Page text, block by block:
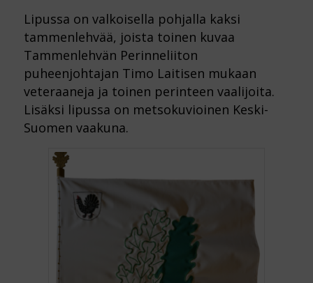
Lipussa on valkoisella pohjalla kaksi
tammenlehvää, joista toinen kuvaa
Tammenlehvän Perinneliiton
puheenjohtajan Timo Laitisen mukaan
veteraaneja ja toinen perinteen vaalijoita.
Lisäksi lipussa on metsokuvioinen Keski-
Suomen vaakuna.